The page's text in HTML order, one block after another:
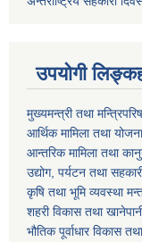
उपयोगी
मुख्यमन्त्री तथा
आर्थिक मामिला तथा
आन्तरिक मामिला तथा
उद्योग, पर्यटन तथा
कृषि तथा भूमि व्यवस्था
शहरी विकास तथा
भौतिक पूर्वाधार विकास